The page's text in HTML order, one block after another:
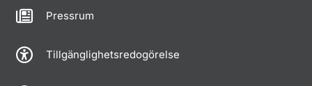
Pressrum
Tillgänglighetsredogörelse